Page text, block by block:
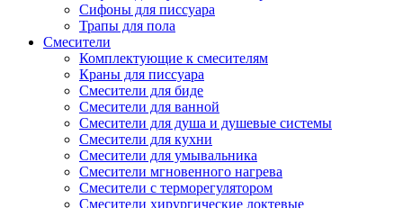
Сифоны для писсуара
Трапы для пола
Смесители
Комплектующие к смесителям
Краны для писсуара
Смесители для биде
Смесители для ванной
Смесители для душа и душевые системы
Смесители для кухни
Смесители для умывальника
Смесители мгновенного нагрева
Смесители с терморегулятором
Смесители хирургические локтевые